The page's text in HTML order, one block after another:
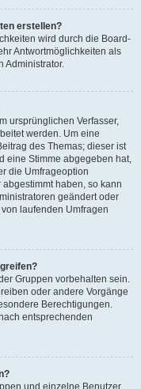
erstellen?
wird durch die Board-
Antwortmöglichkeiten als
Administrator.
ursprünglichen Verfasser,
werden. Um eine
des Themas; dieser ist
eine Stimme abgegeben hat,
die Umfrageoption
haben, so kann
geändert oder
laufenden Umfragen
Gruppen vorbehalten sein.
oder andere Vorgänge
Berechtigungen.
entsprechenden
und einzelne Benutzer